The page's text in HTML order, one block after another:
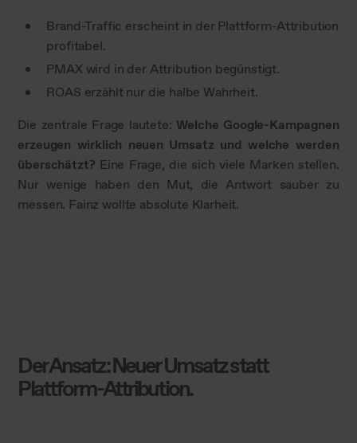
Brand-Traffic erscheint in der Plattform-Attribution
profitabel.
PMAX wird in der Attribution begünstigt.
ROAS erzählt nur die halbe Wahrheit.
Die zentrale Frage lautete: Welche Google-Kampagnen
erzeugen wirklich neuen Umsatz und welche werden
überschätzt? Eine Frage, die sich viele Marken stellen.
Nur wenige haben den Mut, die Antwort sauber zu
messen. Fainz wollte absolute Klarheit.
Der Ansatz: Neuer Umsatz statt
Plattform-Attribution.